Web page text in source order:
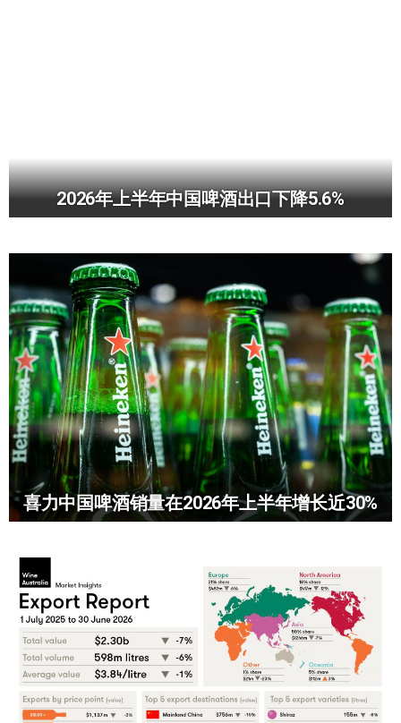
2026年上半年中国啤酒出口下降5.6%
喜力中国啤酒销量在2026年上半年增长近30%